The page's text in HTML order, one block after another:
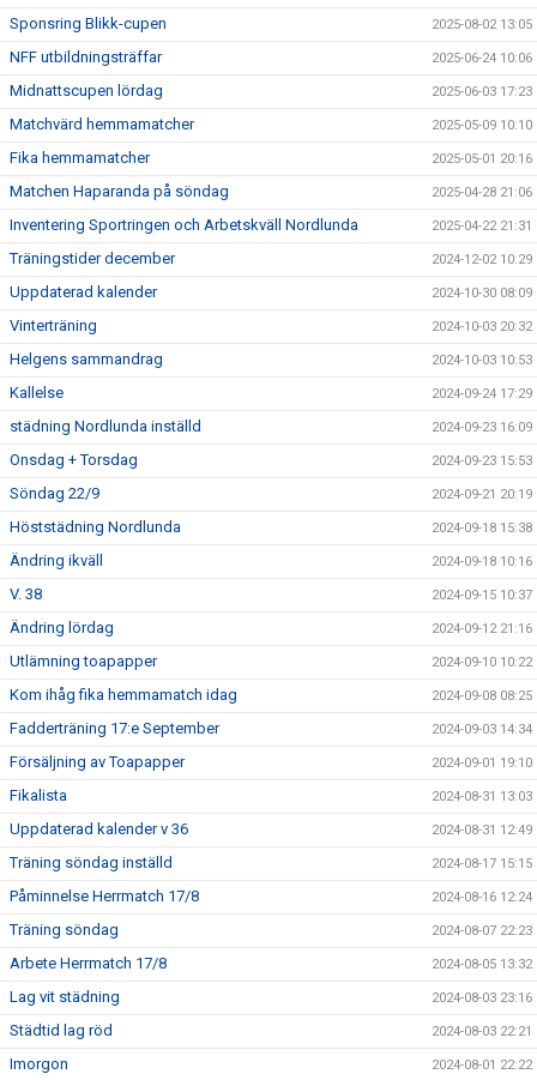
Sponsring Blikk-cupen 2025-08-02 13:05
NFF utbildningsträffar 2025-06-24 10:06
Midnattscupen lördag 2025-06-03 17:23
Matchvärd hemmamatcher 2025-05-09 10:10
Fika hemmamatcher 2025-05-01 20:16
Matchen Haparanda på söndag 2025-04-28 21:06
Inventering Sportringen och Arbetskväll Nordlunda 2025-04-22 21:31
Träningstider december 2024-12-02 10:29
Uppdaterad kalender 2024-10-30 08:09
Vinterträning 2024-10-03 20:32
Helgens sammandrag 2024-10-03 10:53
Kallelse 2024-09-24 17:29
städning Nordlunda inställd 2024-09-23 16:09
Onsdag + Torsdag 2024-09-23 15:53
Söndag 22/9 2024-09-21 20:19
Höststädning Nordlunda 2024-09-18 15:38
Ändring ikväll 2024-09-18 10:16
V. 38 2024-09-15 10:37
Ändring lördag 2024-09-12 21:16
Utlämning toapapper 2024-09-10 10:22
Kom ihåg fika hemmamatch idag 2024-09-08 08:25
Fadderträning 17:e September 2024-09-03 14:34
Försäljning av Toapapper 2024-09-01 19:10
Fikalista 2024-08-31 13:03
Uppdaterad kalender v 36 2024-08-31 12:49
Träning söndag inställd 2024-08-17 15:15
Påminnelse Herrmatch 17/8 2024-08-16 12:24
Träning söndag 2024-08-07 22:23
Arbete Herrmatch 17/8 2024-08-05 13:32
Lag vit städning 2024-08-03 23:16
Städtid lag röd 2024-08-03 22:21
Imorgon 2024-08-01 22:22